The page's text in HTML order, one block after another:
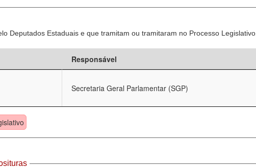
Deputados Estaduais e que tramitam ou tramitaram no Processo Legislativo.
Responsável
Secretaria Geral Parlamentar (SGP)